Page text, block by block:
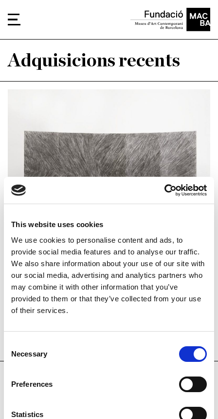
This website uses cookies
We use cookies to personalise content and ads, to
provide social media features and to analyse our traffic.
We also share information about your use of our site with
our social media, advertising and analytics partners who
may combine it with other information that you’ve
provided to them or that they’ve collected from your use
of their services.
Selection
Necessary
Preferences
Statistics
Adquisicions recents
Spine on its Side
Castoro, Rosemarie
08001 Barcelona